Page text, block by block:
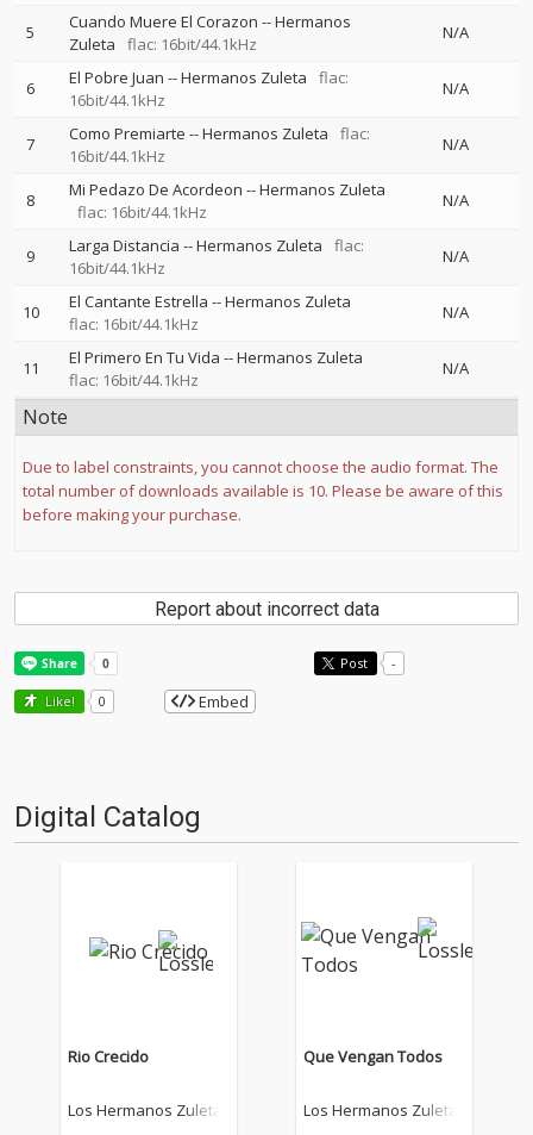
5 Cuando Muere El Corazon --Hermanos
Zuleta
flac: 16bit/44.1kHz
N/A
6 El Pobre Juan --Hermanos Zuleta
flac:
16bit/44.1kHz
N/A
7 Como Premiarte --Hermanos Zuleta
flac:
16bit/44.1kHz
N/A
8 Mi Pedazo De Acordeon --Hermanos Zuleta
flac: 16bit/44.1kHz
N/A
9 Larga Distancia --Hermanos Zuleta
flac:
16bit/44.1kHz
N/A
10 El Cantante Estrella --Hermanos Zuleta
flac: 16bit/44.1kHz
N/A
11 El Primero En Tu Vida --Hermanos Zuleta
flac: 16bit/44.1kHz
N/A
Note
Due to label constraints, you cannot choose the audio format. The
total number of downloads available is 10. Please be aware of this
before making your purchase.
Report about incorrect data
Post -
Like! 0 Embed
Digital Catalog
Rio Crecido
Los Hermanos Zuleta
Que Vengan Todos
Los Hermanos Zuleta